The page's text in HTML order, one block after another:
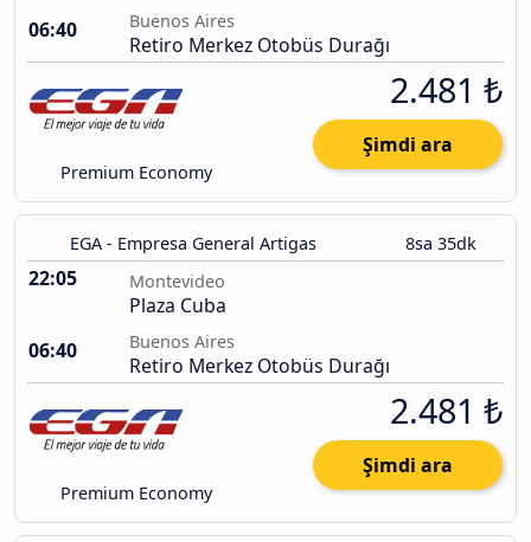
06:40
Buenos Aires
Retiro Merkez Otobüs Durağı
Premium Economy
2.481 ₺
Şimdi ara
EGA - Empresa General Artigas 8sa 35dk
22:05 Montevideo
Plaza Cuba
06:40
Buenos Aires
Retiro Merkez Otobüs Durağı
Premium Economy
2.481 ₺
Şimdi ara